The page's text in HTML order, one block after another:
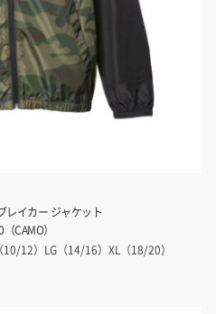
イカー ジャケット
CAMO）
12）LG（14/16）XL（18/20）